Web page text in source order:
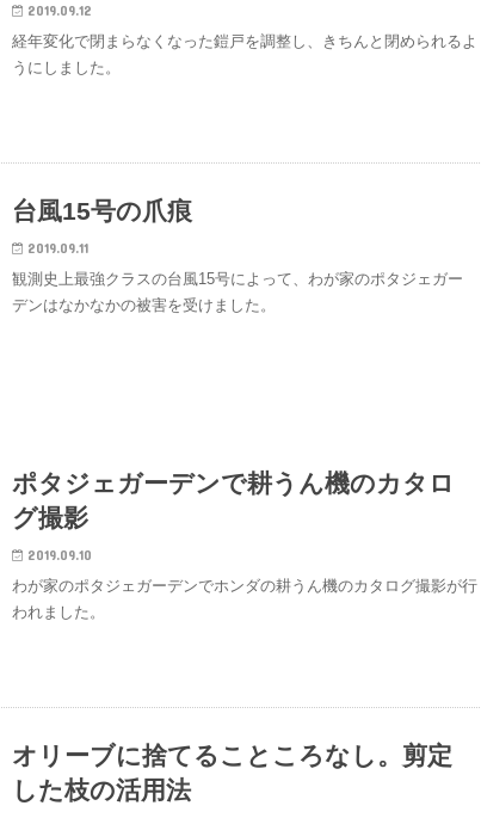
2019.09.12
経年変化で閉まらなくなった鎧戸を調整し、きちんと閉められるよ
うにしました。
台風15号の爪痕
2019.09.11
観測史上最強クラスの台風15号によって、わが家のポタジェガー
デンはなかなかの被害を受けました。
ポタジェガーデンで耕うん機のカタロ
グ撮影
2019.09.10
わが家のポタジェガーデンでホンダの耕うん機のカタログ撮影が行
われました。
オリーブに捨てることころなし。剪定
した枝の活用法